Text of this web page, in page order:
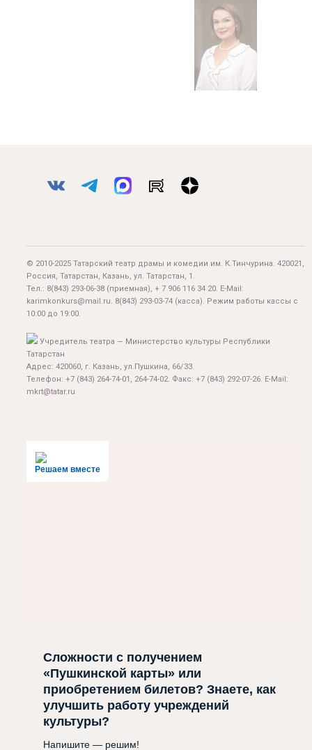
© 2010-2025 Татарский театр драмы и комедии им. К.Тинчурина. 420021,
Россия, Татарстан, Казань, ул. Татарстан, 1.
Тел.: 8(843) 293-06-38 (приемная), + 7 906 116 34 20. E-Mail:
karimkonkurs@mail.ru. 8(843) 293-03-74 (касса). Режим работы кассы с
10:00 до 19:00.
Учредитель театра — Министерство культуры Республики
Татарстан
Адрес: 420060, г. Казань, ул.Пушкина, 66/33.
Телефон: +7 (843) 264-74-01, 264-74-02. Факс: +7 (843) 292-07-26. E-Mail:
mkrt@tatar.ru
Решаем вместе
Сложности с получением
«Пушкинской карты» или
приобретением билетов? Знаете, как
улучшить работу учреждений
культуры?
Напишите — решим!